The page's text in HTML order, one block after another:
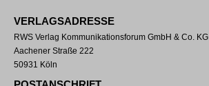
VERLAGSADRESSE
RWS Verlag Kommunikationsforum GmbH & Co. KG
Aachener Straße 222
50931 Köln